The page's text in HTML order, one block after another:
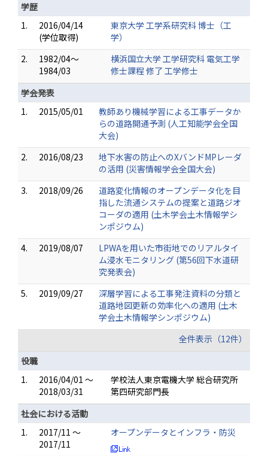
学歴
1.
2016/04/14
(学位取得)
東京大学 工学系研究科 博士（工
学）
2.
1982/04～
1984/03
横浜国立大学 工学研究科 電気工学
修士課程 修了 工学修士
学会発表
1.
2015/05/01
教師あり機械学習による工事データか
らの道路開通予測 (人工知能学会全国
大会)
2.
2016/08/23
地下水害の防止へのXバンドMPレーダ
の活用 (災害情報学会全国大会)
3.
2018/09/26
道路変化情報のオープンデータ化を目
指した流通システムの提案と道路ジオ
コーダの適用 (土木学会土木情報学シ
ンポジウム)
4.
2019/08/07
LPWAを用いた市街地でのリアルタイ
ム浸水モニタリング (第56回下水道研
究発表会)
5.
2019/09/27
深層学習による工事発注資料の分類と
道路地図更新の効率化への適用 (土木
学会土木情報学シンポジウム)
全件表示（12件）
役職
1.
2016/04/01 ～
2018/03/31
学校法人東京電機大学 総合研究所
第四研究部門長
社会における活動
1.
2017/11 ～
2017/11
オープンデータとインフラ・防災